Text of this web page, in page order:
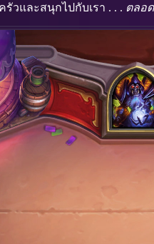
วและสนุกไปกับเรา . . . ตลอ